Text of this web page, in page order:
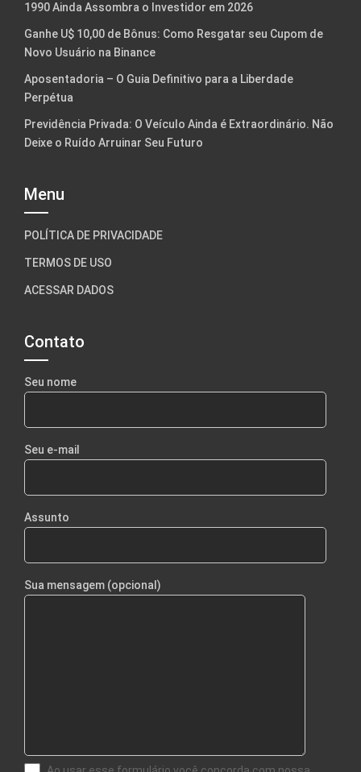
1990 Ainda Assombra o Investidor em 2026
Ganhe U$ 10,00 de Bônus: Como Resgatar seu Cupom de
Novo Usuário na Binance
Aposentadoria – O Guia Definitivo para a Liberdade
Perpétua
Previdência Privada: O Veículo Ainda é Extraordinário. Não
Deixe o Ruído Arruinar Seu Futuro
Menu
POLÍTICA DE PRIVACIDADE
TERMOS DE USO
ACESSAR DADOS
Contato
Seu nome
Seu e-mail
Assunto
Sua mensagem (opcional)